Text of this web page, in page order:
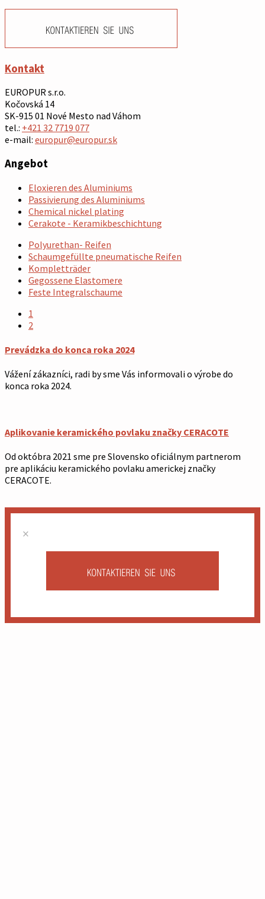
Kontakt
EUROPUR s.r.o.
Kočovská 14
SK-915 01 Nové Mesto nad Váhom
tel.: +421 32 7719 077
e-mail: europur@europur.sk
Angebot
Eloxieren des Aluminiums
Passivierung des Aluminiums
Chemical nickel plating
Cerakote - Keramikbeschichtung
Polyurethan- Reifen
Schaumgefüllte pneumatische Reifen
Kompletträder
Gegossene Elastomere
Feste Integralschaume
1
2
Prevádzka do konca roka 2024
Vážení zákazníci, radi by sme Vás informovali o výrobe do
konca roka 2024.
Aplikovanie keramického povlaku značky CERACOTE
Od októbra 2021 sme pre Slovensko oficiálnym partnerom
pre aplikáciu keramického povlaku americkej značky
CERACOTE.
×